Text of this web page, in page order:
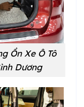
Ồn Xe Ô Tô
Dương